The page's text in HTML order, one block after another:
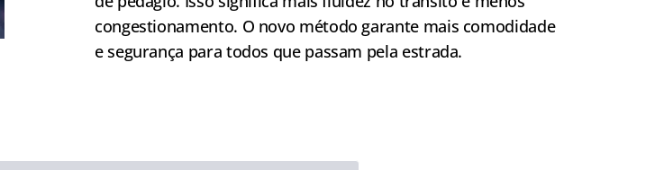
congestionamento. O novo método garante mais comodidade
e segurança para todos que passam pela estrada.